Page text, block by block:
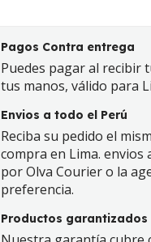
Pagos Contra entrega
Puedes pagar al recibir
tus manos, válido para
Envios a todo el Perú
Reciba su pedido el
compra en Lima. envios
por Olva Courier o la
preferencia.
Productos garantizados